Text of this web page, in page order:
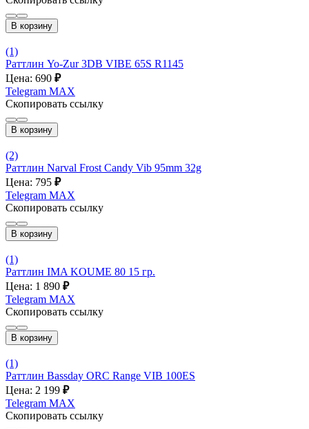
В корзину
(1)
Раттлин Yo-Zur 3DB VIBE 65S R1145
Цена: 690 ₽
Telegram MAX
Скопировать ссылку
В корзину
(2)
Раттлин Narval Frost Candy Vib 95mm 32g
Цена: 795 ₽
Telegram MAX
Скопировать ссылку
В корзину
(1)
Раттлин IMA KOUME 80 15 гр.
Цена: 1 890 ₽
Telegram MAX
Скопировать ссылку
В корзину
(1)
Раттлин Bassday ORC Range VIB 100ES
Цена: 2 199 ₽
Telegram MAX
Скопировать ссылку